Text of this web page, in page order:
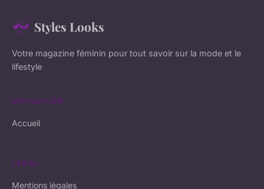
Styles Looks
Votre magazine féminin pour tout savoir sur la mode et le
lifestyle
NAVIGATION
Accueil
LÉGAL
Mentions légales